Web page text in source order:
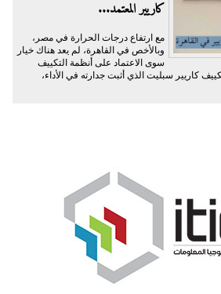
كاريير المعتمد...
مع ارتفاع درجات الحرارة في مصر،
وبالأخص في القاهرة، لم يعد هناك خيار
سوى الاعتماد على أنظمة التكييف
كاريير سبليت الذي أثبت جدارته في الأداء،